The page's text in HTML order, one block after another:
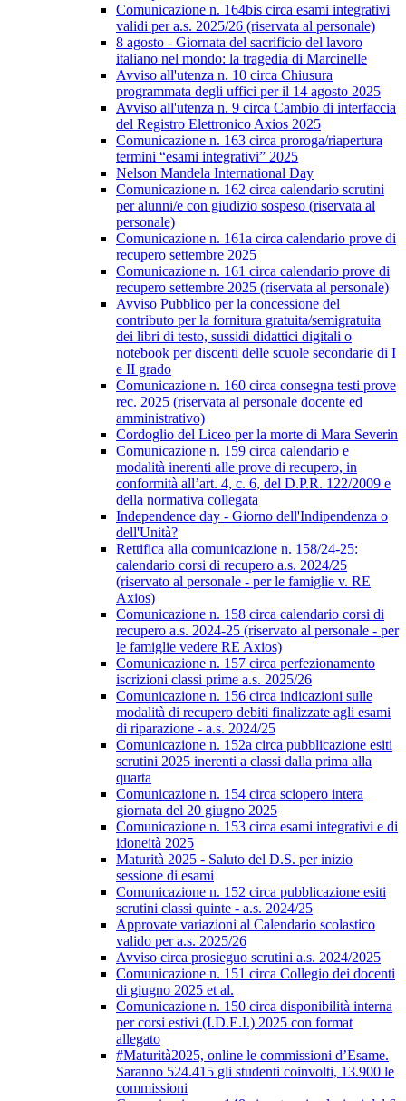
Comunicazione n. 164bis circa esami integrativi
validi per a.s. 2025/26 (riservata al personale)
8 agosto - Giornata del sacrificio del lavoro
italiano nel mondo: la tragedia di Marcinelle
Avviso all'utenza n. 10 circa Chiusura
programmata degli uffici per il 14 agosto 2025
Avviso all'utenza n. 9 circa Cambio di interfaccia
del Registro Elettronico Axios 2025
Comunicazione n. 163 circa proroga/riapertura
termini “esami integrativi” 2025
Nelson Mandela International Day
Comunicazione n. 162 circa calendario scrutini
per alunni/e con giudizio sospeso (riservata al
personale)
Comunicazione n. 161a circa calendario prove di
recupero settembre 2025
Comunicazione n. 161 circa calendario prove di
recupero settembre 2025 (riservata al personale)
Avviso Pubblico per la concessione del
contributo per la fornitura gratuita/semigratuita
dei libri di testo, sussidi didattici digitali o
notebook per discenti delle scuole secondarie di I
e II grado
Comunicazione n. 160 circa consegna testi prove
rec. 2025 (riservata al personale docente ed
amministrativo)
Cordoglio del Liceo per la morte di Mara Severin
Comunicazione n. 159 circa calendario e
modalità inerenti alle prove di recupero, in
conformità all’art. 4, c. 6, del D.P.R. 122/2009 e
della normativa collegata
Independence day - Giorno dell'Indipendenza o
dell'Unità?
Rettifica alla comunicazione n. 158/24-25:
calendario corsi di recupero a.s. 2024/25
(riservato al personale - per le famiglie v. RE
Axios)
Comunicazione n. 158 circa calendario corsi di
recupero a.s. 2024-25 (riservato al personale - per
le famiglie vedere RE Axios)
Comunicazione n. 157 circa perfezionamento
iscrizioni classi prime a.s. 2025/26
Comunicazione n. 156 circa indicazioni sulle
modalità di recupero debiti finalizzate agli esami
di riparazione - a.s. 2024/25
Comunicazione n. 152a circa pubblicazione esiti
scrutini 2025 inerenti a classi dalla prima alla
quarta
Comunicazione n. 154 circa sciopero intera
giornata del 20 giugno 2025
Comunicazione n. 153 circa esami integrativi e di
idoneità 2025
Maturità 2025 - Saluto del D.S. per inizio
sessione di esami
Comunicazione n. 152 circa pubblicazione esiti
scrutini classi quinte - a.s. 2024/25
Approvate variazioni al Calendario scolastico
valido per a.s. 2025/26
Avviso circa prosieguo scrutini a.s. 2024/2025
Comunicazione n. 151 circa Collegio dei docenti
di giugno 2025 et al.
Comunicazione n. 150 circa disponibilità interna
per corsi estivi (I.D.E.I.) 2025 con format
allegato
#Maturità2025, online le commissioni d’Esame.
Saranno 524.415 gli studenti coinvolti, 13.900 le
commissioni